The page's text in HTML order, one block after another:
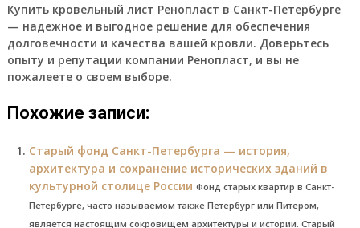
Купить кровельный лист Ренопласт в Санкт-Петербурге
— надежное и выгодное решение для обеспечения
долговечности и качества вашей кровли. Доверьтесь
опыту и репутации компании Ренопласт, и вы не
пожалеете о своем выборе.
Похожие записи:
Старый фонд Санкт-Петербурга — история,
архитектура и сохранение исторических зданий в
культурной столице России Фонд старых квартир в Санкт-
Петербурге, часто называемом также Петербург или Питером,
является настоящим сокровищем архитектуры и истории. Старый